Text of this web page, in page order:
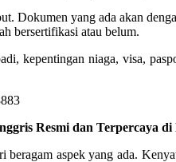
Dokumen yang ada akan
bersertifikasi atau belum.
kepentingan niaga, visa,
Resmi dan Terpercaya
aspek yang ada.